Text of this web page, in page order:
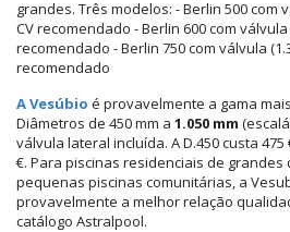
grandes. Três modelos: - Berlin 500 com
CV recomendado - Berlin 600 com válvula
recomendado - Berlin 750 com válvula
recomendado
A Vesúbio é provavelmente a gama
Diâmetros de 450 mm a 1.050 mm
válvula lateral incluída. A D.450 custa 475
€. Para piscinas residenciais de grandes
pequenas piscinas comunitárias, a
provavelmente a melhor relação
catálogo Astralpool.